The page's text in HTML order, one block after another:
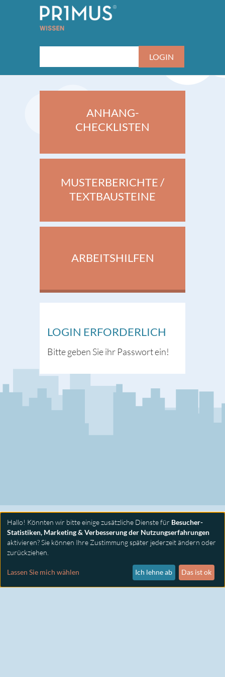
ANHANG-
CHECKLISTEN
MUSTERBERICHTE /
TEXTBAUSTEINE
ARBEITSHILFEN
LOGIN ERFORDERLICH
Bitte geben Sie ihr Passwort ein!
KONTAKT
Hallo! Könnten wir bitte einige zusätzliche Dienste für Besucher-
Statistiken, Marketing & Verbesserung der Nutzungserfahrungen
aktivieren? Sie können Ihre Zustimmung später jederzeit ändern oder
zurückziehen.
Lassen Sie mich wählen Ich lehne ab Das ist ok